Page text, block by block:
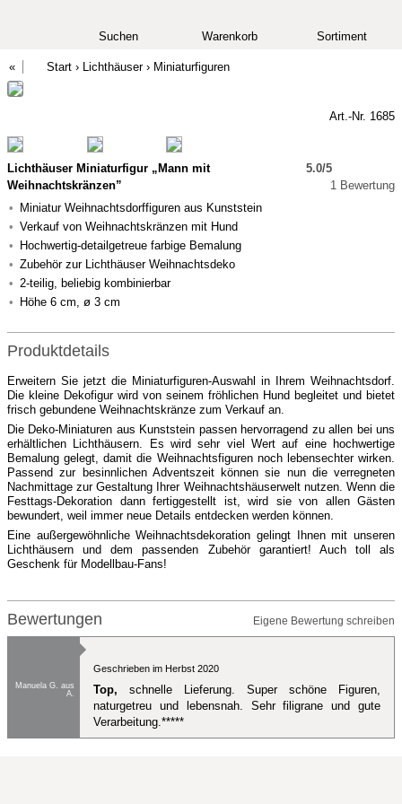
Suchen Warenkorb Sortiment
Start › Lichthäuser› Miniaturfiguren
Art.-Nr. 1685
Lichthäuser Miniaturfigur „Mann mit
Weihnachtskränzen”
Miniatur Weihnachtsdorffiguren aus Kunststein
Verkauf von Weihnachtskränzen mit Hund
Hochwertig-detailgetreue farbige Bemalung
Zubehör zur Lichthäuser Weihnachtsdeko
2-teilig, beliebig kombinierbar
Höhe 6 cm, ø 3 cm
5.0/5
1 Bewertung
Produktdetails
Erweitern Sie jetzt die Miniaturfiguren-Auswahl in Ihrem Weihnachtsdorf.
Die kleine Dekofigur wird von seinem fröhlichen Hund begleitet und bietet
frisch gebundene Weihnachtskränze zum Verkauf an.
Die Deko-Miniaturen aus Kunststein passen hervorragend zu allen bei uns
erhältlichen Lichthäusern. Es wird sehr viel Wert auf eine hochwertige
Bemalung gelegt, damit die Weihnachtsfiguren noch lebensechter wirken.
Passend zur besinnlichen Adventszeit können sie nun die verregneten
Nachmittage zur Gestaltung Ihrer Weihnachtshäuserwelt nutzen. Wenn die
Festtags-Dekoration dann fertiggestellt ist, wird sie von allen Gästen
bewundert, weil immer neue Details entdecken werden können.
Eine außergewöhnliche Weihnachtsdekoration gelingt Ihnen mit unseren
Lichthäusern und dem passenden Zubehör garantiert! Auch toll als
Geschenk für Modellbau-Fans!
Bewertungen Eigene Bewertung schreiben
Manuela G. aus
A.
Geschrieben im Herbst 2020
Top, schnelle Lieferung. Super schöne Figuren,
naturgetreu und lebensnah. Sehr filigrane und gute
Verarbeitung.*****